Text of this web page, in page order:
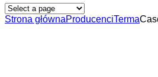
Strona głównaProducenciTerma